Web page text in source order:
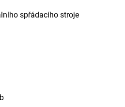
spřádacího stroje